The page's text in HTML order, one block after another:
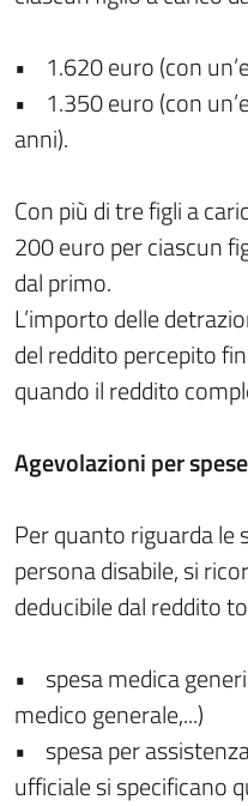
• 1.620 euro (con
• 1.350 euro (con
anni).
Con più di tre figli a
200 euro per ciascun
dal primo.
L’importo delle
del reddito percepito
quando il reddito
Agevolazioni per
Per quanto riguarda le
persona disabile, si
deducibile dal reddito
• spesa medica
medico generale,...)
• spesa per
ufficiale si specificano